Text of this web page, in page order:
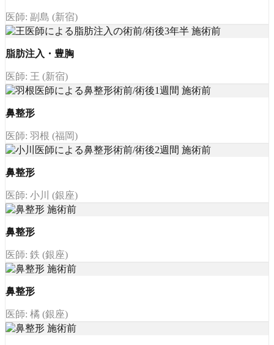
医師: 副島 (新宿)
脂肪注入・豊胸
医師: 王 (新宿)
鼻整形
医師: 羽根 (福岡)
鼻整形
医師: 小川 (銀座)
鼻整形
医師: 鉄 (銀座)
鼻整形
医師: 橘 (銀座)